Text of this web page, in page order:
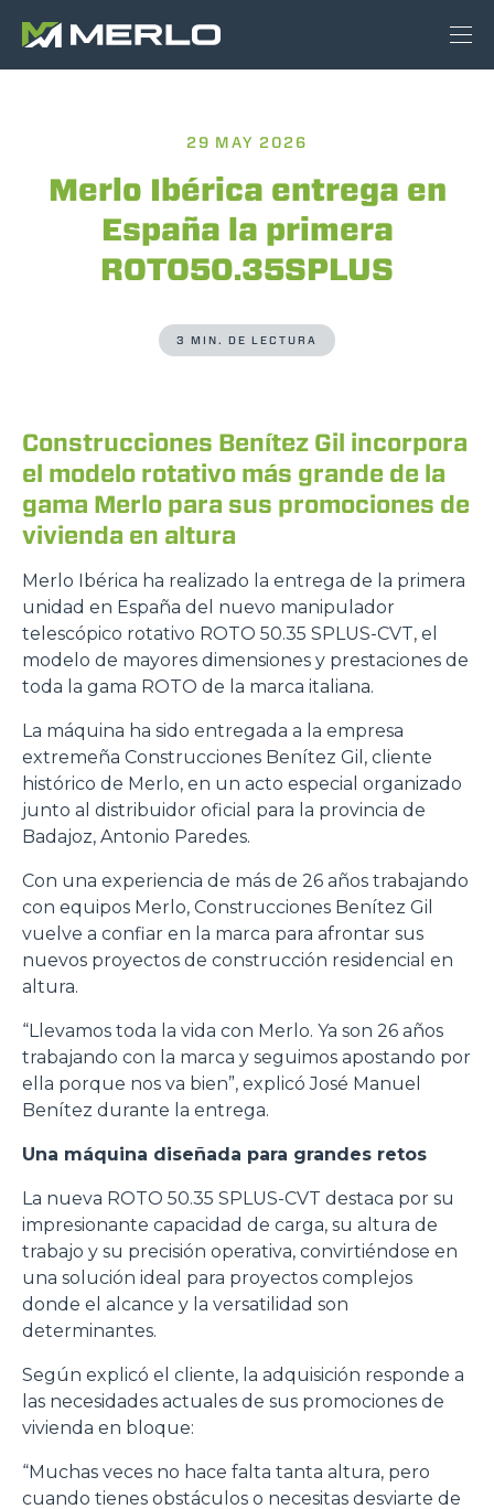
29 MAY 2026
Merlo Ibérica entrega en
España la primera
ROTO50.35SPLUS
3 MIN. DE LECTURA
Construcciones Benítez Gil incorpora
el modelo rotativo más grande de la
gama Merlo para sus promociones de
vivienda en altura
Merlo Ibérica ha realizado la entrega de la primera
unidad en España del nuevo manipulador
telescópico rotativo ROTO 50.35 SPLUS-CVT, el
modelo de mayores dimensiones y prestaciones de
toda la gama ROTO de la marca italiana.
La máquina ha sido entregada a la empresa
extremeña Construcciones Benítez Gil, cliente
histórico de Merlo, en un acto especial organizado
junto al distribuidor oficial para la provincia de
Badajoz, Antonio Paredes.
Con una experiencia de más de 26 años trabajando
con equipos Merlo, Construcciones Benítez Gil
vuelve a confiar en la marca para afrontar sus
nuevos proyectos de construcción residencial en
altura.
“Llevamos toda la vida con Merlo. Ya son 26 años
trabajando con la marca y seguimos apostando por
ella porque nos va bien”, explicó José Manuel
Benítez durante la entrega.
Una máquina diseñada para grandes retos
La nueva ROTO 50.35 SPLUS-CVT destaca por su
impresionante capacidad de carga, su altura de
trabajo y su precisión operativa, convirtiéndose en
una solución ideal para proyectos complejos
donde el alcance y la versatilidad son
determinantes.
Según explicó el cliente, la adquisición responde a
las necesidades actuales de sus promociones de
vivienda en bloque:
“Muchas veces no hace falta tanta altura, pero
cuando tienes obstáculos o necesitas desviarte de